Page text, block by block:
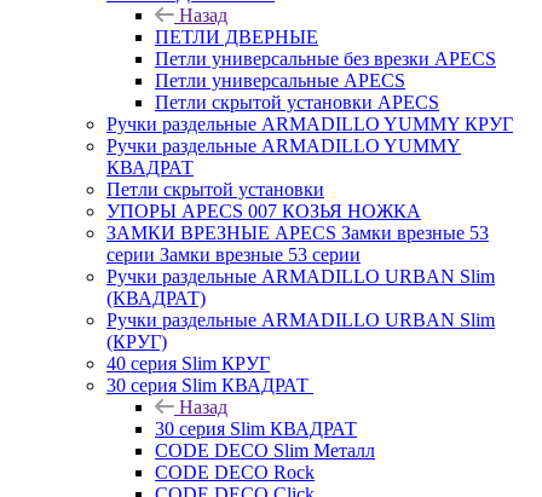
Назад
ПЕТЛИ ДВЕРНЫЕ
Петли универсальные без врезки APECS
Петли универсальные APECS
Петли скрытой установки APECS
Ручки раздельные ARMADILLO YUMMY КРУГ
Ручки раздельные ARMADILLO YUMMY
КВАДРАТ
Петли скрытой установки
УПОРЫ APECS 007 КОЗЬЯ НОЖКА
ЗАМКИ ВРЕЗНЫЕ APECS Замки врезные 53
серии Замки врезные 53 серии
Ручки раздельные ARMADILLO URBAN Slim
(КВАДРАТ)
Ручки раздельные ARMADILLO URBAN Slim
(КРУГ)
40 серия Slim КРУГ
30 серия Slim КВАДРАТ
Назад
30 серия Slim КВАДРАТ
CODE DECO Slim Металл
CODE DECO Rock